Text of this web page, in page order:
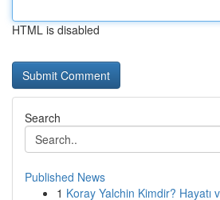
HTML is disabled
Search
Published News
1 Koray Yalchin Kimdir? Hayatı